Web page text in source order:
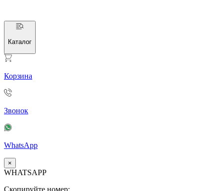
Каталог
Корзина
Звонок
WhatsApp
×
WHATSAPP
Скопируйте номер: